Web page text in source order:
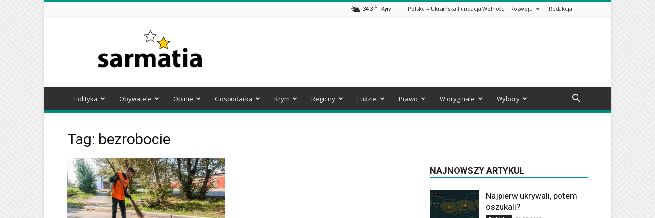
34.3 C Kyiv Polsko – Ukraińska Fundacja Wolności i Rozwoju Redakcja
Polityka Obywatele Opinie Gospodarka Krym Regiony Ludzie Prawo W oryginale Wybory
Tag: bezrobocie
NAJNOWSZY ARTYKUŁ
Najpierw ukrywali, potem
oszukali?